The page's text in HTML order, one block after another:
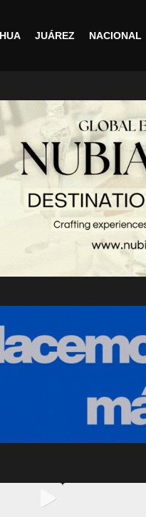
JUÁREZ NACIONAL